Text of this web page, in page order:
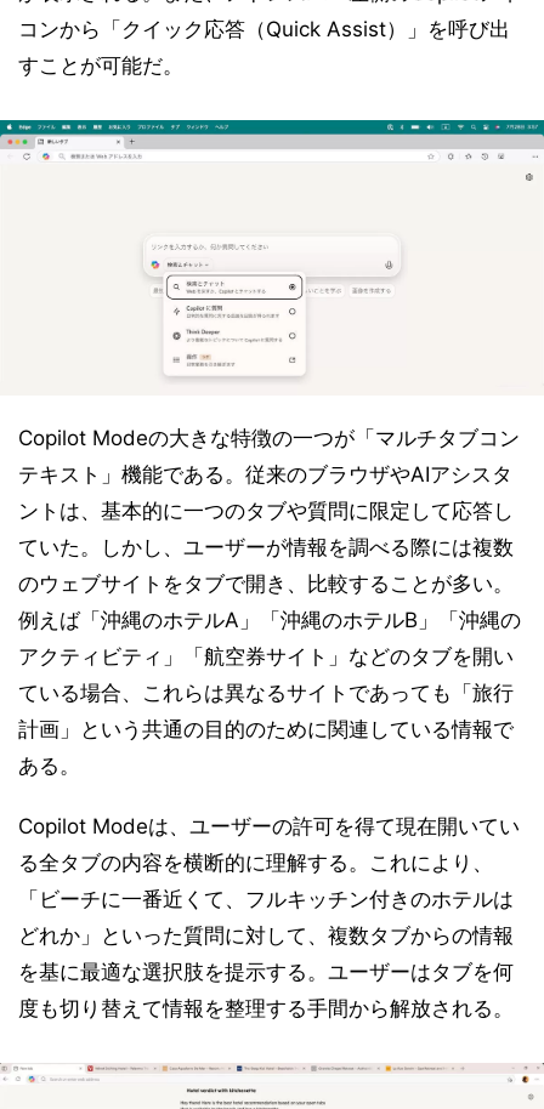
コンから「クイック応答（Quick Assist）」を呼び出
すことが可能だ。
Copilot Modeの大きな特徴の一つが「マルチタブコン
テキスト」機能である。従来のブラウザやAIアシスタ
ントは、基本的に一つのタブや質問に限定して応答し
ていた。しかし、ユーザーが情報を調べる際には複数
のウェブサイトをタブで開き、比較することが多い。
例えば「沖縄のホテルA」「沖縄のホテルB」「沖縄の
アクティビティ」「航空券サイト」などのタブを開い
ている場合、これらは異なるサイトであっても「旅行
計画」という共通の目的のために関連している情報で
ある。
Copilot Modeは、ユーザーの許可を得て現在開いてい
る全タブの内容を横断的に理解する。これにより、
「ビーチに一番近くて、フルキッチン付きのホテルは
どれか」といった質問に対して、複数タブからの情報
を基に最適な選択肢を提示する。ユーザーはタブを何
度も切り替えて情報を整理する手間から解放される。